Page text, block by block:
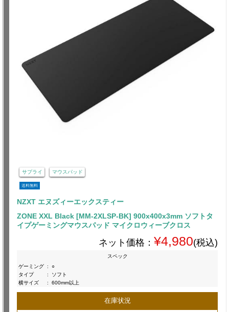
サプライ マウスパッド
送料無料
NZXT エヌズィーエックスティー
ZONE XXL Black [MM-2XLSP-BK] 900x400x3mm ソフトタ
イプゲーミングマウスパッド マイクロウィーブクロス
ネット価格： ¥4,980(税込)
スペック
ゲーミング :
○
タイプ
:
ソフト
横サイズ
: 600mm以上
在庫状況